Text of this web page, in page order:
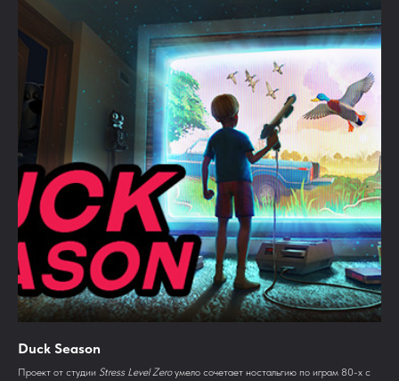
Duck Season
Проект от студии Stress Level Zeroумело сочетает ностальгию по играм 80-х с